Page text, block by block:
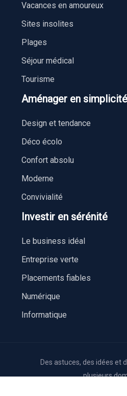
Vacances en amoureux
Sites insolites
Plages
Séjour médical
Tourisme
Aménager en simplicité
Design et tendance
Déco écolo
Confort absolu
Moderne
Convivialité
Investir en sérénité
Le business idéal
Entreprise verte
Placements fiables
Numérique
Informatique
Des astuces, des idées et
plusieurs